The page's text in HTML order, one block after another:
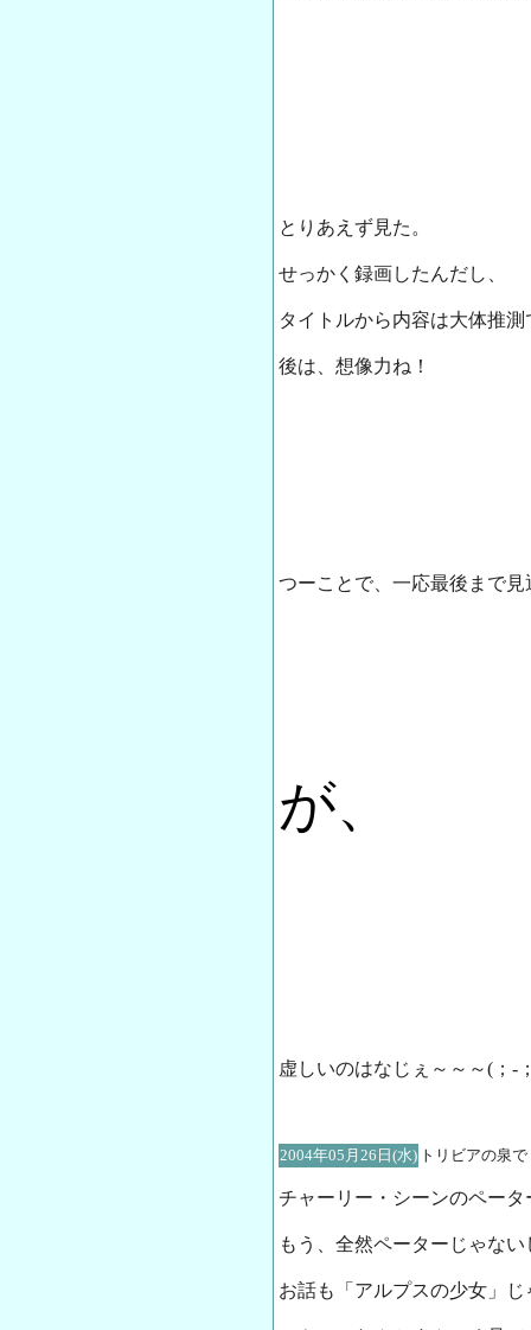
とりあえず見た。
せっかく録画したんだし、
タイトルから内容は大体推測
後は、想像力ね！
つーことで、一応最後まで
が、
虚しいのはなじぇ～～～(；-
2004年05月26日(水) トリビアの泉
チャーリー・シーンのペー
もう、全然ペーターじゃない
お話も「アルプスの少女」じ